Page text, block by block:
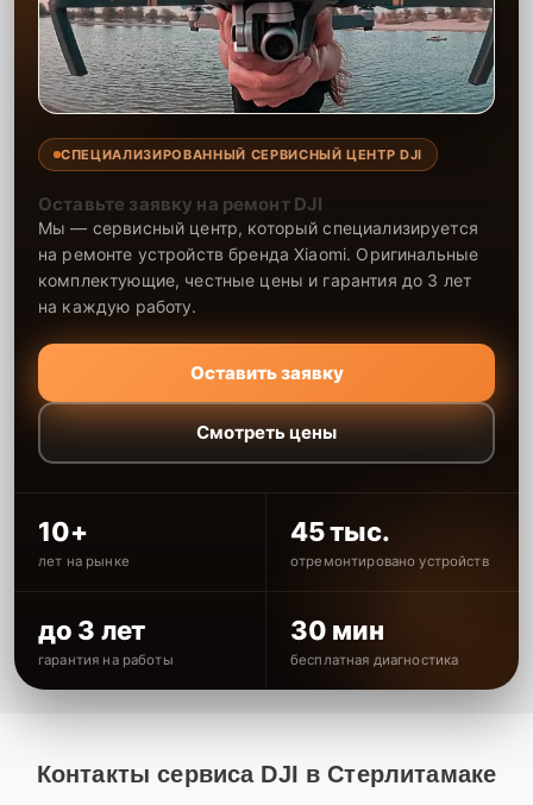
СПЕЦИАЛИЗИРОВАННЫЙ СЕРВИСНЫЙ ЦЕНТР DJI
Оставьте заявку на ремонт DJI
Мы — сервисный центр, который специализируется
на ремонте устройств бренда Xiaomi. Оригинальные
комплектующие, честные цены и гарантия до 3 лет
на каждую работу.
Оставить заявку
Смотреть цены
10+
лет на рынке
45 тыс.
отремонтировано устройств
до 3 лет
гарантия на работы
30 мин
бесплатная диагностика
Контакты сервиса DJI в Стерлитамаке